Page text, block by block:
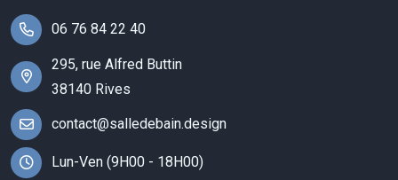
06 76 84 22 40
295, rue Alfred Buttin
38140 Rives
contact@salledebain.design
Lun-Ven (9H00 - 18H00)